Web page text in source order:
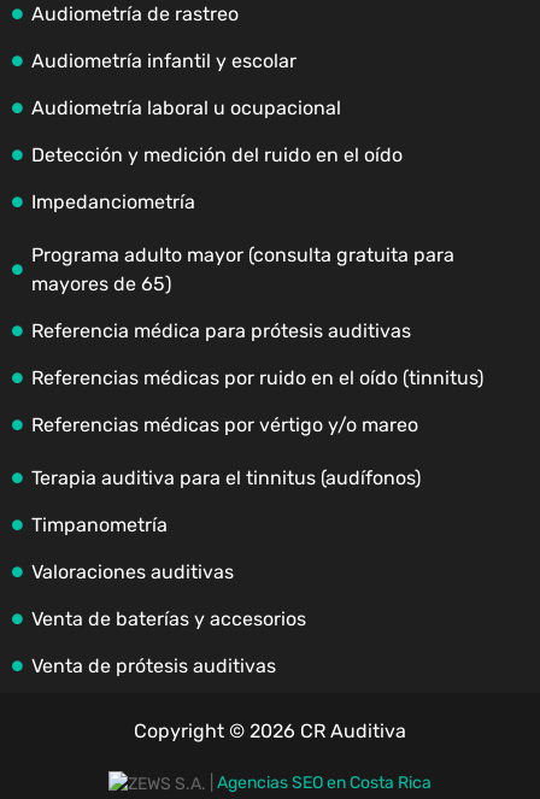
Audiometría de rastreo
Audiometría infantil y escolar
Audiometría laboral u ocupacional
Detección y medición del ruido en el oído
Impedanciometría
Programa adulto mayor (consulta gratuita para
mayores de 65)
Referencia médica para prótesis auditivas
Referencias médicas por ruido en el oído (tinnitus)
Referencias médicas por vértigo y/o mareo
Terapia auditiva para el tinnitus (audífonos)
Timpanometría
Valoraciones auditivas
Venta de baterías y accesorios
Venta de prótesis auditivas
Copyright © 2026 CR Auditiva
Agencias SEO en Costa Rica